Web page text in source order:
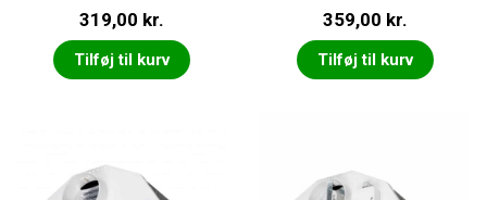
319,00 kr.
Tilføj til kurv
359,00 kr.
Tilføj til kurv